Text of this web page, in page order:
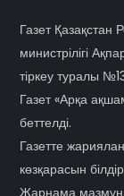
Газет
министрілігі
тіркеу туралы
Газет «Арқа
беттелді.
Газетте
көзқарасын